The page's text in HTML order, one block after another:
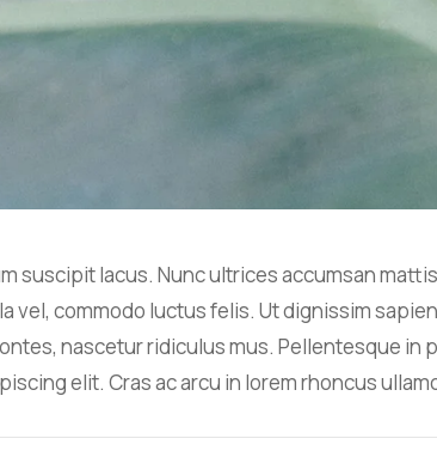
suscipit lacus. Nunc ultrices accumsan
vel, commodo luctus felis. Ut dignissim
nascetur ridiculus mus. Pellentesque in
elit. Cras ac arcu in lorem rhoncus